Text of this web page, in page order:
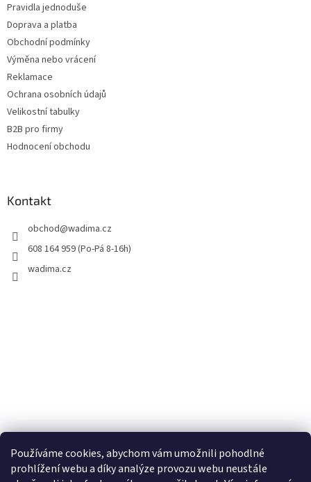
Používáme cookies, abychom vám umožnili pohodlné
prohlížení webu a díky analýze provozu webu neustále
Pravidla jednoduše
Doprava a platba
Obchodní podmínky
Výměna nebo vrácení
Reklamace
Ochrana osobních údajů
Velikostní tabulky
B2B pro firmy
Hodnocení obchodu
Kontakt
obchod@wadima.cz
608 164 959 (Po-Pá 8-16h)
wadima.cz